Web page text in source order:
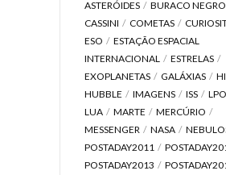
ASTERÓIDES
BURACO NEGRO
CASSINI
COMETAS
ESO
ESTAÇÃO ESPACIAL
INTERNACIONAL
ESTRELAS
EXOPLANETAS
GALÁXIAS
HUBBLE
IMAGENS ISS
LUA
MARTE
MERCÚRIO
MESSENGER
NASA
POSTADAY2011
POSTADAY2013